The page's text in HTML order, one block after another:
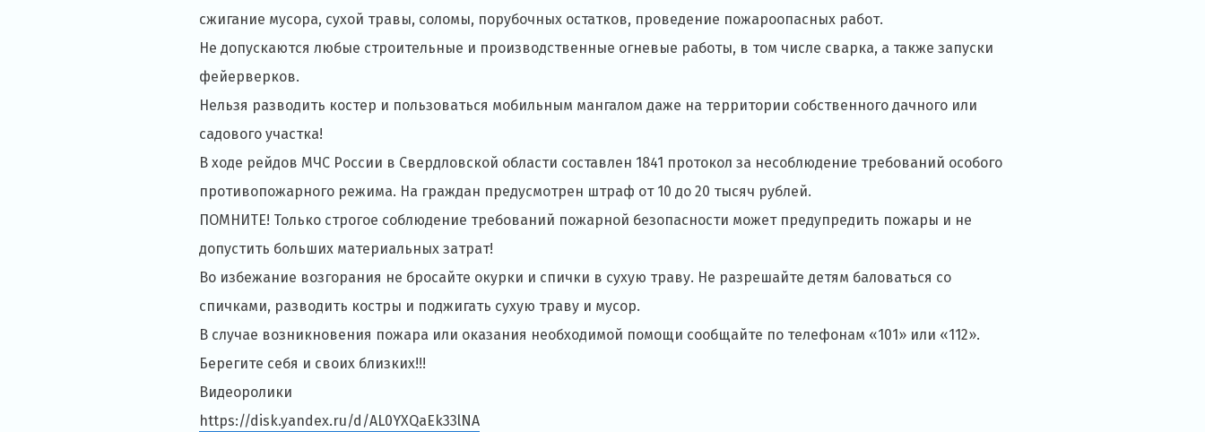
сжигание мусора, сухой травы, соломы, порубочных остатков, проведение пожароопасных работ.
Не допускаются любые строительные и производственные огневые работы, в том числе сварка, а также запуски
фейерверков.
Нельзя разводить костер и пользоваться мобильным мангалом даже на территории собственного дачного или
садового участка!
В ходе рейдов МЧС России в Свердловской области составлен 1841 протокол за несоблюдение требований особого
противопожарного режима. На граждан предусмотрен штраф от 10 до 20 тысяч рублей.
ПОМНИТЕ! Только строгое соблюдение требований пожарной безопасности может предупредить пожары и не
допустить больших материальных затрат!
Во избежание возгорания не бросайте окурки и спички в сухую траву. Не разрешайте детям баловаться со
спичками, разводить костры и поджигать сухую траву и мусор.
В случае возникновения пожара или оказания необходимой помощи сообщайте по телефонам «101» или «112».
Берегите себя и своих близких!!!
Видеоролики
https://disk.yandex.ru/d/AL0YXQaEk33lNA